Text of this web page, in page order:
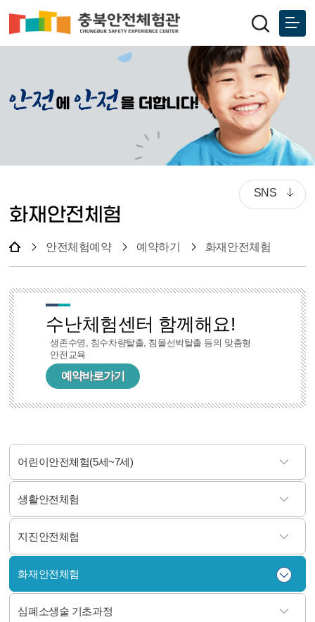
화재안전체험
안전체험예약 예약하기 화재안전체험
SNS
수난체험센터 함께해요!
생존수영, 침수차량탈출, 침몰선박탈출 등의 맞춤형
안전교육
예약바로가기
어린이안전체험(5세~7세)
생활안전체험
지진안전체험
화재안전체험
심폐소생술 기초과정